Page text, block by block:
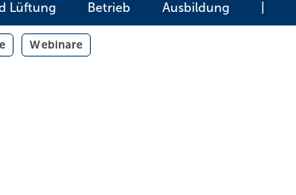
Lüftung Betrieb Ausbildung
Webinare